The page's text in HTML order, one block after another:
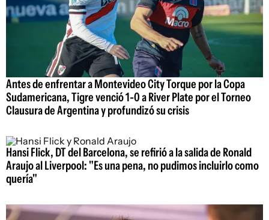
Antes de enfrentar a Montevideo City Torque por la Copa
Sudamericana, Tigre venció 1-0 a River Plate por el Torneo
Clausura de Argentina y profundizó su crisis
Hansi Flick, DT del Barcelona, se refirió a la salida de Ronald
Araujo al Liverpool: "Es una pena, no pudimos incluirlo como
quería"